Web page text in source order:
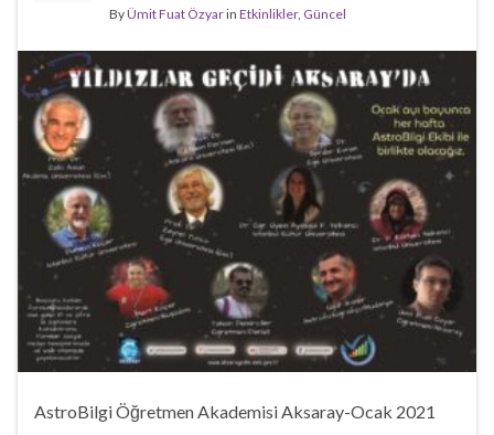
ByÜmit Fuat Özyarin Etkinlikler, Güncel
AstroBilgi Öğretmen Akademisi Aksaray-Ocak 2021